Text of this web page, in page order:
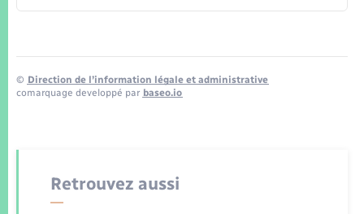
© Direction de l’information légale et administrative
comarquage developpé par baseo.io
Retrouvez aussi